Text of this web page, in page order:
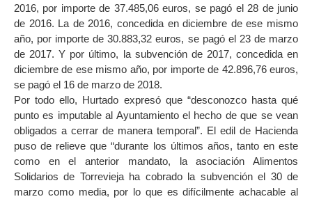
2016, por importe de 37.485,06 euros, se pagó el 28 de junio
de 2016. La de 2016, concedida en diciembre de ese mismo
año, por importe de 30.883,32 euros, se pagó el 23 de marzo
de 2017. Y por último, la subvención de 2017, concedida en
diciembre de ese mismo año, por importe de 42.896,76 euros,
se pagó el 16 de marzo de 2018.
Por todo ello, Hurtado expresó que “desconozco hasta qué
punto es imputable al Ayuntamiento el hecho de que se vean
obligados a cerrar de manera temporal”. El edil de Hacienda
puso de relieve que “durante los últimos años, tanto en este
como en el anterior mandato, la asociación Alimentos
Solidarios de Torrevieja ha cobrado la subvención el 30 de
marzo como media, por lo que es difícilmente achacable al